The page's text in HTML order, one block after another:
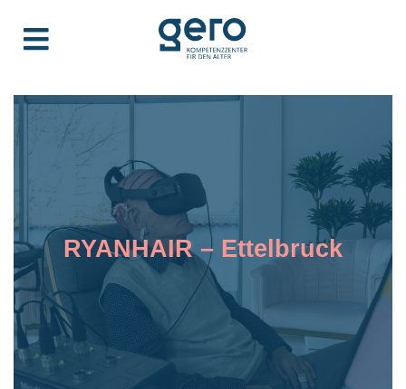
RYANHAIR – Ettelbruck